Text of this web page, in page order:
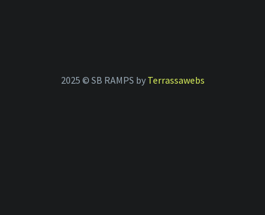
2025 © SB RAMPS by Terrassawebs